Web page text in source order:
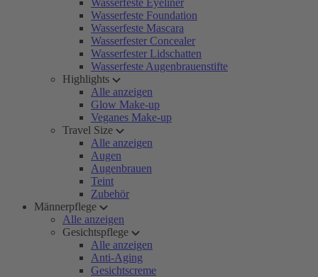
Wasserfeste Eyeliner
Wasserfeste Foundation
Wasserfeste Mascara
Wasserfester Concealer
Wasserfester Lidschatten
Wasserfeste Augenbrauenstifte
Highlights
Alle anzeigen
Glow Make-up
Veganes Make-up
Travel Size
Alle anzeigen
Augen
Augenbrauen
Teint
Zubehör
Männerpflege
Alle anzeigen
Gesichtspflege
Alle anzeigen
Anti-Aging
Gesichtscreme